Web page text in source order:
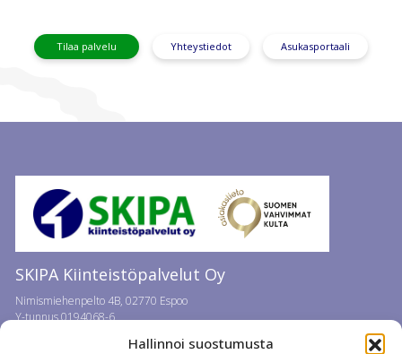
Hallinnoi suostumusta
Tilaa palvelu Yhteystiedot Asukasportaali
SKIPA Kiinteistöpalvelut Oy
Nimismiehenpelto 4B, 02770 Espoo
Y-tunnus 0194068-6